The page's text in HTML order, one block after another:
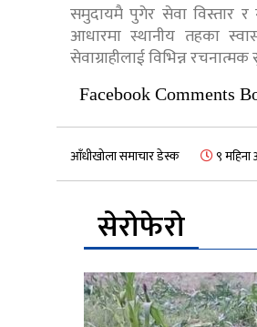
समुदायमै पुगेर सेवा विस्तार
आधारमा स्थानीय तहका
सेवाग्राहीलाई विभिन्न
Facebook Comments
आँधीखोला समाचार डेस्क ९ महिना
सेरोफेरो